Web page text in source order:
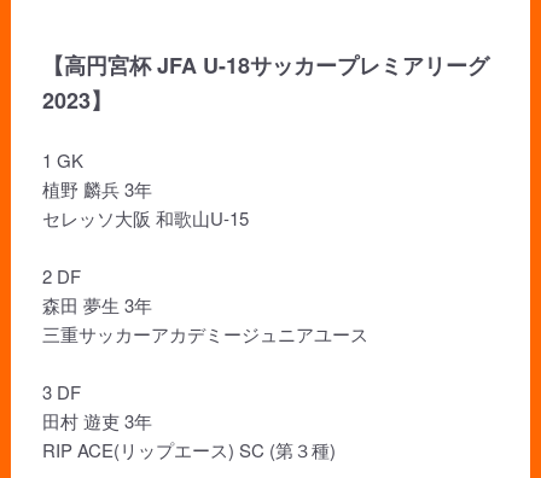
【高円宮杯 JFA U-18サッカープレミアリーグ
2023】
1 GK
植野 麟兵 3年
セレッソ大阪 和歌山U-15
2 DF
森田 夢生 3年
三重サッカーアカデミージュニアユース
3 DF
田村 遊吏 3年
RIP ACE(リップエース) SC (第３種)